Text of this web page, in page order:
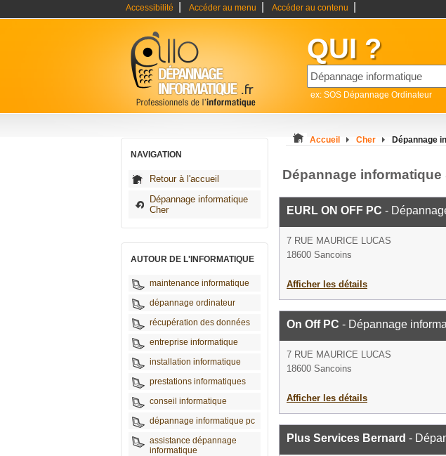
Accessibilité Accéder au menu Accéder au contenu
QUI ?
ex: SOS Dépannage Ordinateur
NAVIGATION
Retour à l'accueil
Dépannage informatique
Cher
AUTOUR DE L'INFORMATIQUE
maintenance informatique
dépannage ordinateur
récupération des données
entreprise informatique
installation informatique
prestations informatiques
conseil informatique
dépannage informatique pc
assistance dépannage
informatique
Accueil Cher Dépannage
Dépannage informatique
EURL ON OFF PC -
7 RUE MAURICE LUCAS
18600 Sancoins
Afficher les détails
On Off PC - Dépannage
7 RUE MAURICE LUCAS
18600 Sancoins
Afficher les détails
Plus Services Bernard -